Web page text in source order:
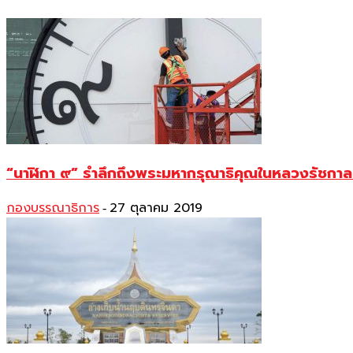
“นาฬิกา ๙” รำลึกถึงพระมหากรุณาธิคุณในหลวงรัชกา
กองบรรณาธิการ - 27 ตุลาคม 2019